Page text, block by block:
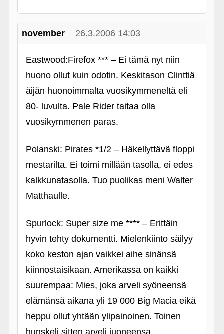
november 26.3.2006 14:03
Eastwood:Firefox *** – Ei tämä nyt niin
huono ollut kuin odotin. Keskitason Clinttiä
äijän huonoimmalta vuosikymmeneltä eli
80- luvulta. Pale Rider taitaa olla
vuosikymmenen paras.
Polanski: Pirates *1/2 – Häkellyttävä floppi
mestarilta. Ei toimi millään tasolla, ei edes
kalkkunatasolla. Tuo puolikas meni Walter
Matthaulle.
Spurlock: Super size me **** – Erittäin
hyvin tehty dokumentti. Mielenkiinto säilyy
koko keston ajan vaikkei aihe sinänsä
kiinnostaisikaan. Amerikassa on kaikki
suurempaa: Mies, joka arveli syöneensä
elämänsä aikana yli 19 000 Big Macia eikä
heppu ollut yhtään ylipainoinen. Toinen
hunskeli sitten arveli juoneensa